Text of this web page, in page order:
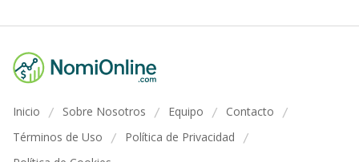
Inicio / Sobre Nosotros / Equipo / Contacto /
Términos de Uso / Política de Privacidad /